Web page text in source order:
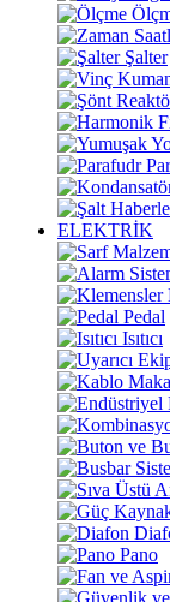
Şalter
ELEKTRİK
Pedal
Isıtıcı
Pano